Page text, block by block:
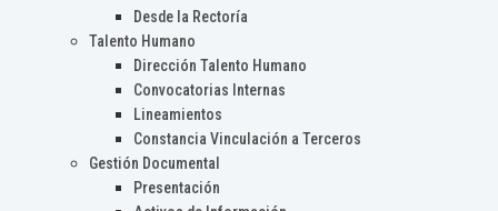
Desde la Rectoría
Talento Humano
Dirección Talento Humano
Convocatorias Internas
Lineamientos
Constancia Vinculación a Terceros
Gestión Documental
Presentación